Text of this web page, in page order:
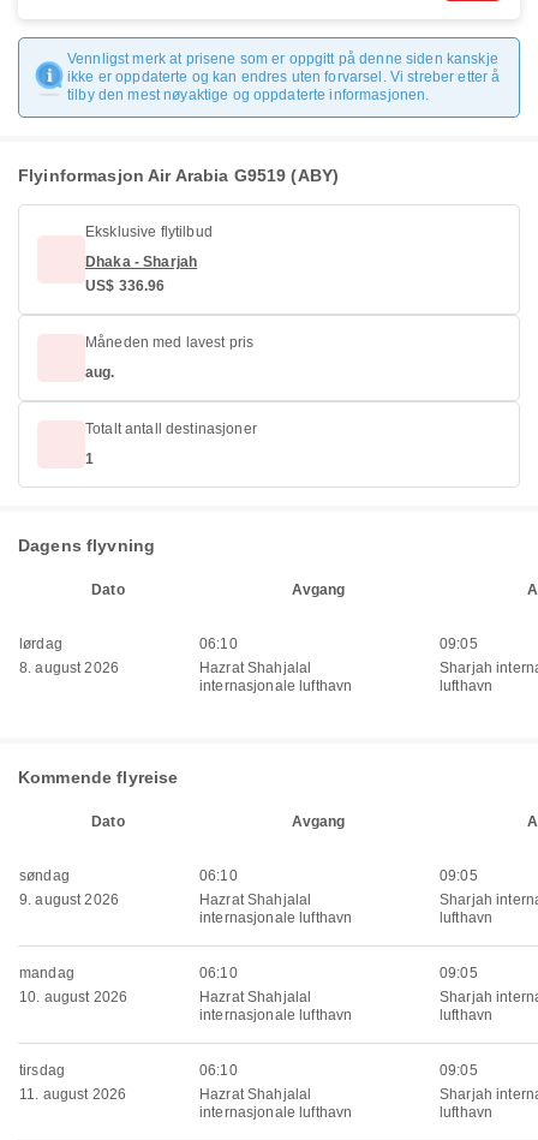
Vennligst merk at prisene som er oppgitt på denne siden kanskje
ikke er oppdaterte og kan endres uten forvarsel. Vi streber etter å
tilby den mest nøyaktige og oppdaterte informasjonen.
Flyinformasjon Air Arabia G9519 (ABY)
Eksklusive flytilbud
Dhaka - Sharjah
US$ 336.96
Måneden med lavest pris
aug.
Totalt antall destinasjoner
1
Dagens flyvning
Dato Avgang
lørdag
8. august 2026
06:10
Hazrat Shahjalal
internasjonale lufthavn
09:05
Sharjah
lufthavn
Kommende flyreise
Dato Avgang
søndag
9. august 2026
06:10
Hazrat Shahjalal
internasjonale lufthavn
09:05
Sharjah
lufthavn
mandag
10. august 2026
06:10
Hazrat Shahjalal
internasjonale lufthavn
09:05
Sharjah
lufthavn
tirsdag
11. august 2026
06:10
Hazrat Shahjalal
internasjonale lufthavn
09:05
Sharjah
lufthavn